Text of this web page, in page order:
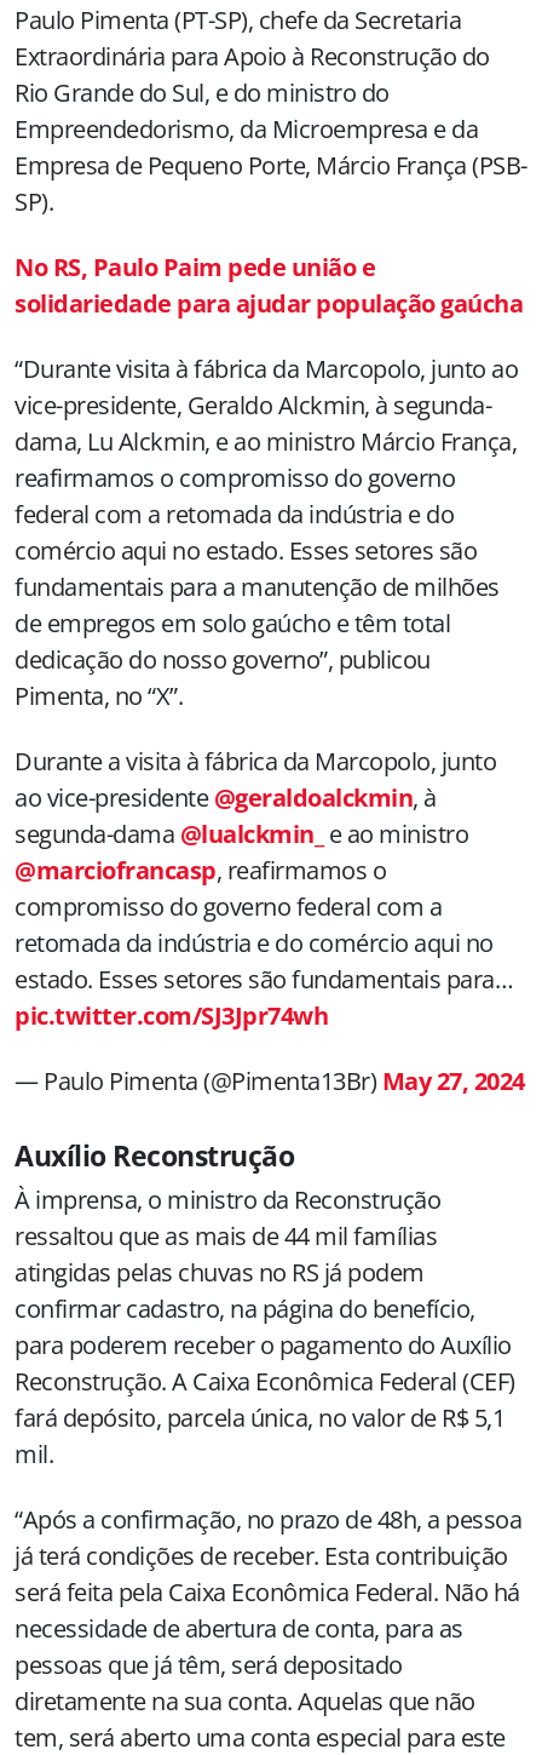
Paulo Pimenta (PT-SP), chefe da Secretaria
Extraordinária para Apoio à Reconstrução do
Rio Grande do Sul, e do ministro do
Empreendedorismo, da Microempresa e da
Empresa de Pequeno Porte, Márcio França (PSB-
SP).
No RS, Paulo Paim pede união e
solidariedade para ajudar população gaúcha
“Durante visita à fábrica da Marcopolo, junto ao
vice-presidente, Geraldo Alckmin, à segunda-
dama, Lu Alckmin, e ao ministro Márcio França,
reafirmamos o compromisso do governo
federal com a retomada da indústria e do
comércio aqui no estado. Esses setores são
fundamentais para a manutenção de milhões
de empregos em solo gaúcho e têm total
dedicação do nosso governo”, publicou
Pimenta, no “X”.
Durante a visita à fábrica da Marcopolo, junto
ao vice-presidente@geraldoalckmin, à
segunda-dama @lualckmin_ e ao ministro
@marciofrancasp, reafirmamos o
compromisso do governo federal com a
retomada da indústria e do comércio aqui no
estado. Esses setores são fundamentais para…
pic.twitter.com/SJ3Jpr74wh
— Paulo Pimenta (@Pimenta13Br) May 27, 2024
Auxílio Reconstrução
À imprensa, o ministro da Reconstrução
ressaltou que as mais de 44 mil famílias
atingidas pelas chuvas no RS já podem
confirmar cadastro, na página do benefício,
para poderem receber o pagamento do Auxílio
Reconstrução. A Caixa Econômica Federal (CEF)
fará depósito, parcela única, no valor de R$ 5,1
mil.
“Após a confirmação, no prazo de 48h, a pessoa
já terá condições de receber. Esta contribuição
será feita pela Caixa Econômica Federal. Não há
necessidade de abertura de conta, para as
pessoas que já têm, será depositado
diretamente na sua conta. Aquelas que não
tem, será aberto uma conta especial para este